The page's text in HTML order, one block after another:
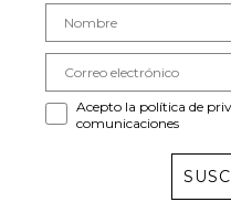
Acepto la política de
comunicaciones